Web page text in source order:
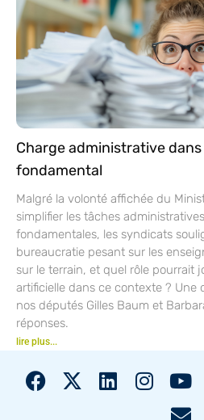
Charge administrative dans
fondamental
Malgré la volonté affichée du
simplifier les tâches
fondamentales, les syndicats
bureaucratie pesant sur les
sur le terrain, et quel rôle pourrait
artificielle dans ce contexte ? Une
nos députés Gilles Baum et
réponses.
lire plus...